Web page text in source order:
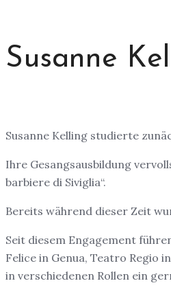
Susanne
Susanne Kelling studierte
Ihre Gesangsausbildung
barbiere di Siviglia“.
Bereits während dieser Zeit
Seit diesem Engagement
Felice in Genua, Teatro Regio
in verschiedenen Rollen ein